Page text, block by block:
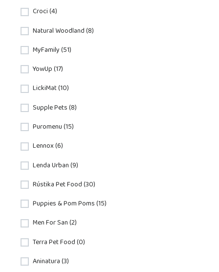
Croci (4)
Natural Woodland (8)
MyFamily (51)
YowUp (17)
LickiMat (10)
Supple Pets (8)
Puromenu (15)
Lennox (6)
Lenda Urban (9)
Rústika Pet Food (30)
Puppies & Pom Poms (15)
Men For San (2)
Terra Pet Food (0)
Aninatura (3)